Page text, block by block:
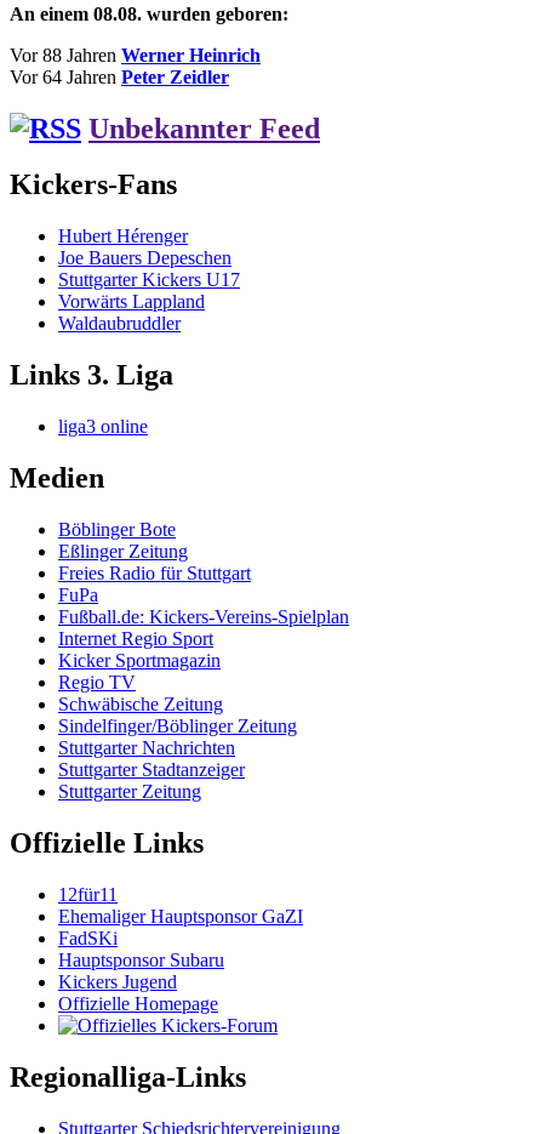
An einem 08.08. wurden geboren:
Vor 88 Jahren Werner Heinrich
Vor 64 Jahren Peter Zeidler
Unbekannter Feed
Kickers-Fans
Hubert Hérenger
Joe Bauers Depeschen
Stuttgarter Kickers U17
Vorwärts Lappland
Waldaubruddler
Links 3. Liga
liga3 online
Medien
Böblinger Bote
Eßlinger Zeitung
Freies Radio für Stuttgart
FuPa
Fußball.de: Kickers-Vereins-Spielplan
Internet Regio Sport
Kicker Sportmagazin
Regio TV
Schwäbische Zeitung
Sindelfinger/Böblinger Zeitung
Stuttgarter Nachrichten
Stuttgarter Stadtanzeiger
Stuttgarter Zeitung
Offizielle Links
12für11
Ehemaliger Hauptsponsor GaZI
FadSKi
Hauptsponsor Subaru
Kickers Jugend
Offizielle Homepage
Regionalliga-Links
Stuttgarter Schiedsrichtervereinigung